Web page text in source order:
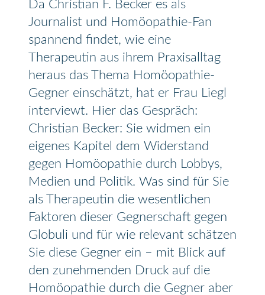
Da Christian F. Becker es als
Journalist und Homöopathie-Fan
spannend findet, wie eine
Therapeutin aus ihrem Praxisalltag
heraus das Thema Homöopathie-
Gegner einschätzt, hat er Frau Liegl
interviewt. Hier das Gespräch:
Christian Becker: Sie widmen ein
eigenes Kapitel dem Widerstand
gegen Homöopathie durch Lobbys,
Medien und Politik. Was sind für Sie
als Therapeutin die wesentlichen
Faktoren dieser Gegnerschaft gegen
Globuli und für wie relevant schätzen
Sie diese Gegner ein – mit Blick auf
den zunehmenden Druck auf die
Homöopathie durch die Gegner aber